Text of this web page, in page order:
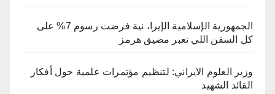
الجمهورية الإسلامية الإيرا، نية فرضت رسوم 7% على
كل السفن اللي تعبر مضيق هرمز
وزير العلوم الايراني: لتنظيم مؤتمرات علمية حول أفكار
القائد الشهيد